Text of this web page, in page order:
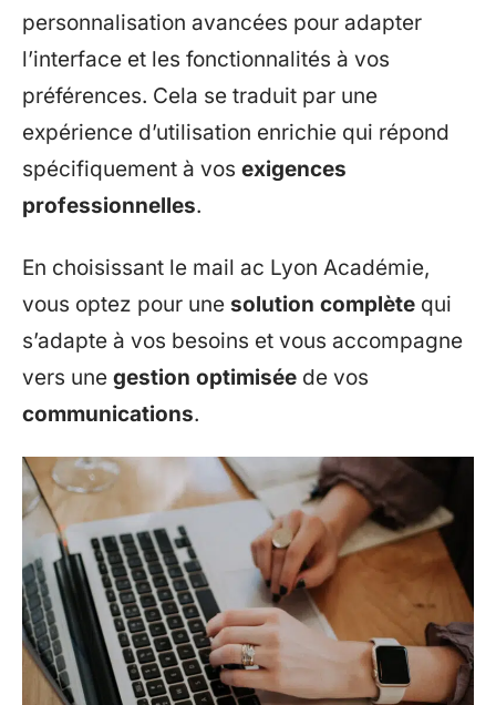
personnalisation avancées pour adapter
l’interface et les fonctionnalités à vos
préférences. Cela se traduit par une
expérience d’utilisation enrichie qui répond
spécifiquement à vos exigences
professionnelles.
En choisissant le mail ac Lyon Académie,
vous optez pour une solution complète qui
s’adapte à vos besoins et vous accompagne
vers une gestion optimisée de vos
communications.